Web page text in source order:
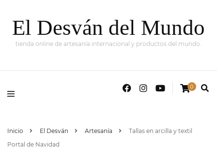
El Desván del Mundo
tienda online de artesanía internacional y productos del mundo.
0
Inicio El Desván Artesanía
Tallas en arcilla y textil
Portal de Navidad